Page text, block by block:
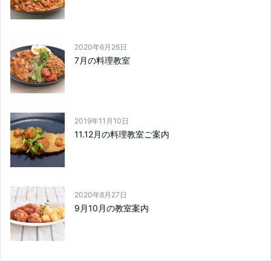
2020年6月26日
7月の料理教室
2019年11月10日
11.12月の料理教室ご案内
2020年8月27日
9月10月の教室案内